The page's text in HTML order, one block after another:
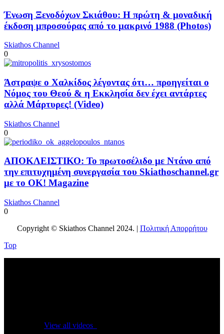
Ένωση Ξενοδόχων Σκιάθου: Η πρώτη & μοναδική
έκδοση μπροσούρας από το μακρινό 1988 (Photos)
Skiathos Channel
0
Άστραψε ο Χαλκίδος λέγοντας ότι… προηγείται ο
Νόμος του Θεού & η Εκκλησία δεν έχει αντάρτες
αλλά Μάρτυρες! (Video)
Skiathos Channel
0
ΑΠΟΚΛΕΙΣΤΙΚΟ: Το πρωτοσέλιδο με Ντάνο από
την επιτυχημένη συνεργασία του Skiathoschannel.gr
με το OK! Magazine
Skiathos Channel
0
Copyright © Skiathos Channel 2024. | Πολιτική Απορρήτου
Top
View all videos